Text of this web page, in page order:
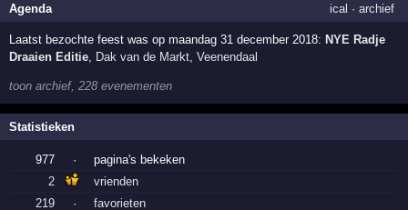
Agenda ical · archief
Laatst bezochte feest was op maandag 31 december 2018: NYE Radje
Draaien Editie, Dak van de Markt,Veenendaal
toon archief, 228 evenementen
Statistieken
977 ·
pagina's bekeken
2
vrienden
219
· favorieten